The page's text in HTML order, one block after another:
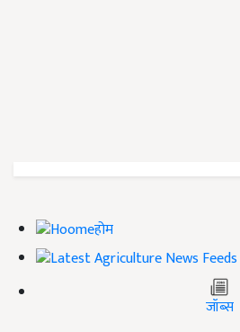
होम
जॉब्स